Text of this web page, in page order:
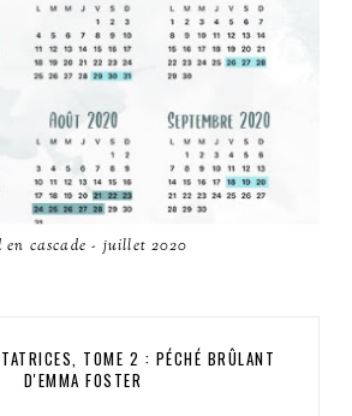
en cascade - juillet 2020
TOME 2 : PÉCHÉ BRÛLANT
D'EMMA FOSTER